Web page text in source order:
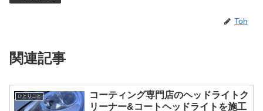
Toh
関連記事
ひとりごと
コーティング専門店のヘッドライトク
リーナー&コートヘッドライトを施工